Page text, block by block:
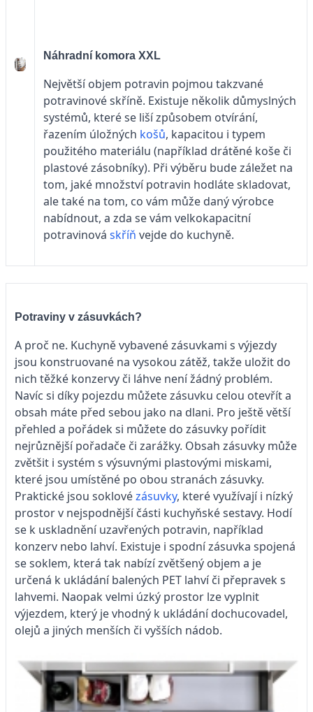
Náhradní komora XXL
Největší objem potravin pojmou takzvané
potravinové skříně. Existuje několik důmyslných
systémů, které se liší způsobem otvírání,
řazením úložných košů, kapacitou i typem
použitého materiálu (například drátěné koše či
plastové zásobníky). Při výběru bude záležet na
tom, jaké množství potravin hodláte skladovat,
ale také na tom, co vám může daný výrobce
nabídnout, a zda se vám velkokapacitní
potravinová skříň vejde do kuchyně.
Potraviny v zásuvkách?
A proč ne. Kuchyně vybavené zásuvkami s výjezdy
jsou konstruované na vysokou zátěž, takže uložit do
nich těžké konzervy či láhve není žádný problém.
Navíc si díky pojezdu můžete zásuvku celou otevřít a
obsah máte před sebou jako na dlani. Pro ještě větší
přehled a pořádek si můžete do zásuvky pořídit
nejrůznější pořadače či zarážky. Obsah zásuvky může
zvětšit i systém s výsuvnými plastovými miskami,
které jsou umístěné po obou stranách zásuvky.
Praktické jsou soklovézásuvky, které využívají i nízký
prostor v nejspodnější části kuchyňské sestavy. Hodí
se k uskladnění uzavřených potravin, například
konzerv nebo lahví. Existuje i spodní zásuvka spojená
se soklem, která tak nabízí zvětšený objem a je
určená k ukládání balených PET lahví či přepravek s
lahvemi. Naopak velmi úzký prostor lze vyplnit
výjezdem, který je vhodný k ukládání dochucovadel,
olejů a jiných menších či vyšších nádob.